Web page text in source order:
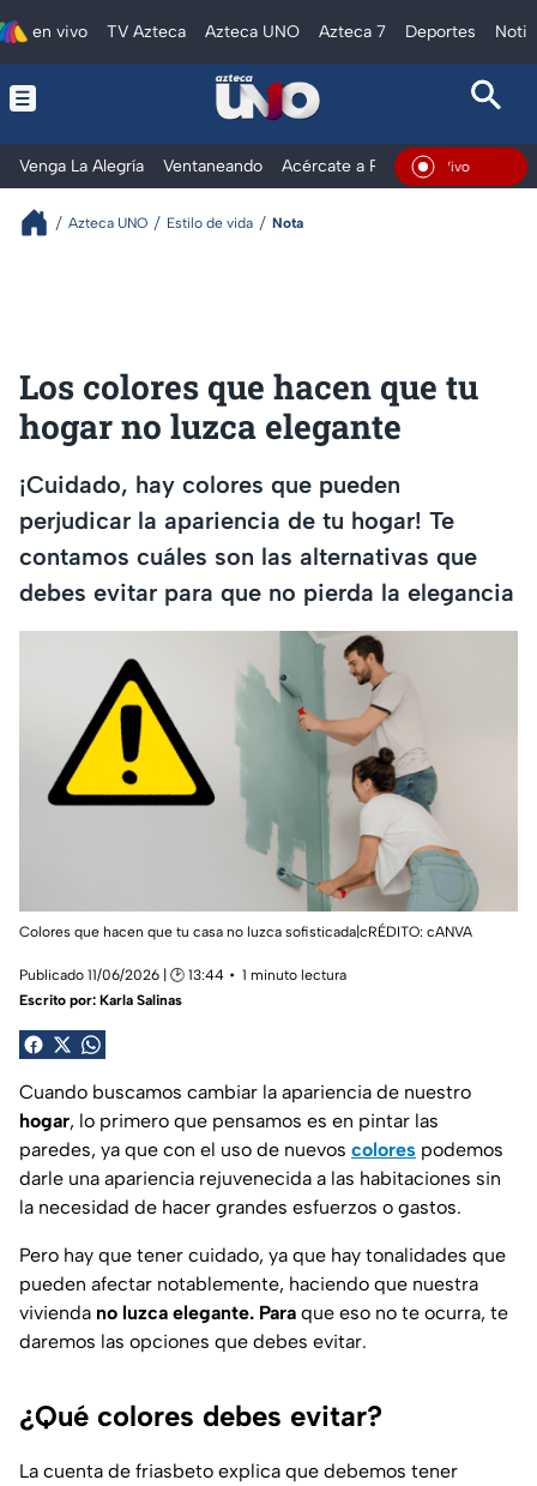
en vivo TV Azteca Azteca UNO Azteca 7 Deportes
Venga La Alegría Ventaneando Acércate a Rocío Al Extremo
En Vivo
Azteca UNO Estilo de vida Nota
Los colores que hacen que tu
hogar no luzca elegante
¡Cuidado, hay colores que pueden
perjudicar la apariencia de tu hogar! Te
contamos cuáles son las alternativas que
debes evitar para que no pierda la elegancia
Colores que hacen que tu casa no luzca sofisticada|cRÉDITO: cANVA
Publicado 11/06/2026 | 🕑 13:44
1 minuto lectura
Escrito por: Karla Salinas
Cuando buscamos cambiar la apariencia de nuestro
hogar, lo primero que pensamos es en pintar las
paredes, ya que con el uso de nuevos colores podemos
darle una apariencia rejuvenecida a las habitaciones sin
la necesidad de hacer grandes esfuerzos o gastos.
Pero hay que tener cuidado, ya que hay tonalidades que
pueden afectar notablemente, haciendo que nuestra
vivienda no luzca elegante. Para que eso no te ocurra, te
daremos las opciones que debes evitar.
¿Qué colores debes evitar?
La cuenta de friasbeto explica que debemos tener